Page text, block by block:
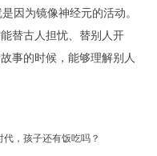
因为镜像神经元的活动。
替古人担忧、替别人开
事的时候，能够理解别人